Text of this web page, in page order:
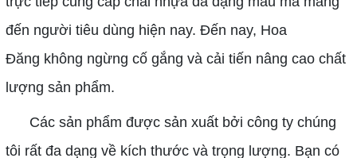
đến người tiêu dùng hiện nay. Đến nay, Hoa
Đăng không ngừng cố gắng và cải tiến nâng cao chất
lượng sản phẩm.
Các sản phẩm được sản xuất bởi công ty chúng
tôi rất đa dạng về kích thước và trọng lượng. Bạn có